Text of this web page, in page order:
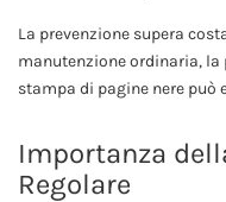
La prevenzione supera
manutenzione ordinaria,
stampa di pagine nere
Importanza
Regolare